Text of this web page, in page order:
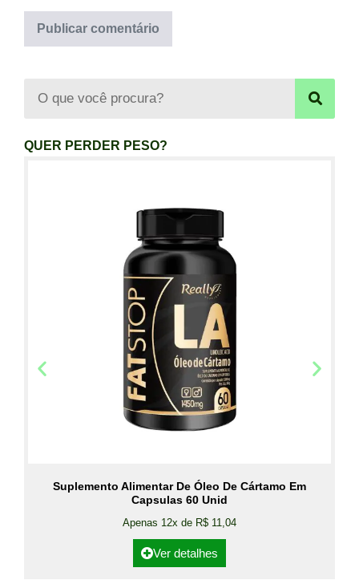
QUER PERDER PESO?
Suplemento Alimentar De Óleo De Cártamo Em
Capsulas 60 Unid
Apenas 12x de R$ 11,04
Ver detalhes